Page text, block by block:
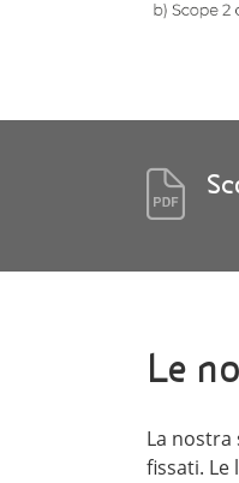
Le
La
fissati. Le